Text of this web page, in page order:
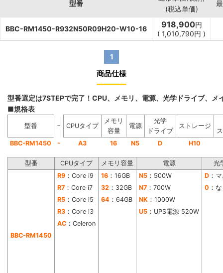
型番
(税込単価)
BBC-RM1450-R932N50R09H20-W10-16 918,900円
( 1,010,790円 )
1
商品仕様
型番選定は7STEPで完了！CPU、メモリ、電源、光学ドライブ、
■規格表
型番 − CPUタイプ
メモリ
容量
電源
光学
ドライブ
ストレージ
BBC-RM1450
- A3 16 N5 D H10
型番 CPUタイプ メモリ容量 電源 光
BBC-RM1450
R9 ：Core i9 16 ：16GB N5 ：500W D ：
R7 ：Core i7 32 ：32GB N7 ：700W 0 ：
R5 ：Core i5 64 ：64GB NK ：1000W
R3 ：Core i3 U5 ：UPS電源 520W
AC ：Celeron